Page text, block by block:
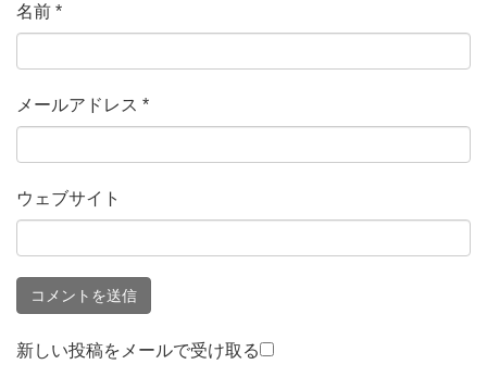
名前 *
メールアドレス *
ウェブサイト
新しい投稿をメールで受け取る